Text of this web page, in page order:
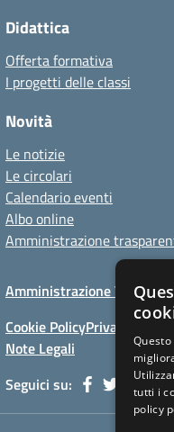
Didattica
Offerta formativa
I progetti delle classi
Novità
Le notizie
Le circolari
Calendario eventi
Albo online
Amministrazione
Amministrazione
Cookie PolicyPrivacy Policy
Note Legali
Seguici su:
tutti i
policy